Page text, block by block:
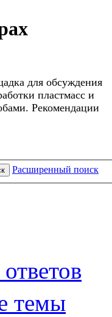
для обсуждения
пластмасс и
Рекомендации
Расширенный поиск
темы